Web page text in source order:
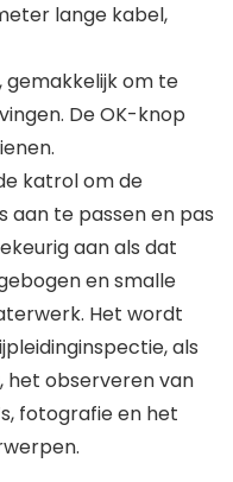
lange kabel,
om te
De OK-knop
katrol om de
aan te passen en pas
aan als dat
en smalle
Het wordt
als
observeren van
fotografie en het